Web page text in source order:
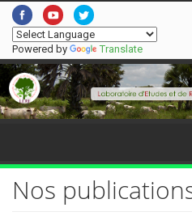
Powered by Translate
Nos